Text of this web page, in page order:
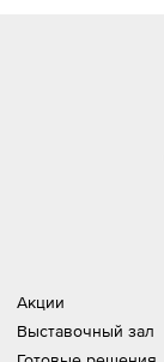
Акции
Выставочный зал